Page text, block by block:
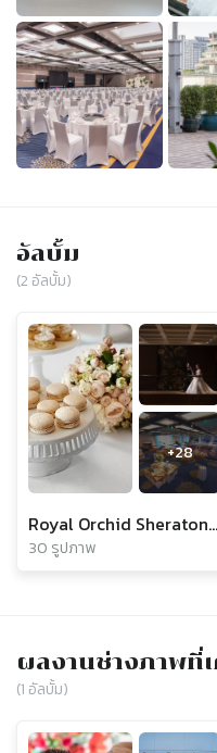
อัลบั้ม
(2 อัลบั้ม)
+28
Royal Orchid Sheraton Riverside Hotel Bangkok
30 รูปภาพ
ผลงานช่างภาพที่
(1 อัลบั้ม)